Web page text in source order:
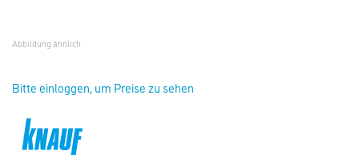
Abbildung ähnlich
Bitte einloggen, um Preise zu sehen